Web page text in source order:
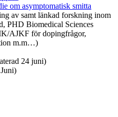
om asymptomatisk smitta
av samt länkad forskning inom
PHD Biomedical Sciences
AJKF för dopingfrågor,
m.m…)
24 juni)